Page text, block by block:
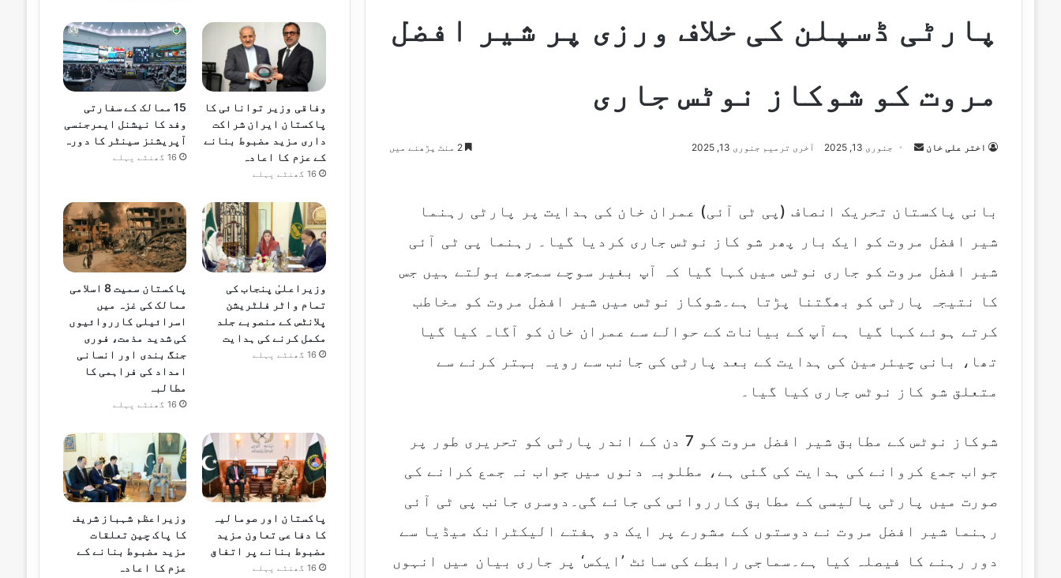
پارٹی ڈسپلن کی خلاف ورزی پر شیر افضل
مروت کو شوکاز نوٹس جاری
اختر علی خان
S
n
m
a
l
جنوری 13, 2025 آخری ترمیم جنوری 13, 2025 2 منٹ پڑھنے میں
بانی پاکستان تحریک انصاف (پی ٹی آئی) عمران خان کی ہدایت پر پارٹی رہنما
شیر افضل مروت کو ایک بار پھر شو کاز نوٹس جاری کردیا گیا۔ رہنما پی ٹی آئی
شیر افضل مروت کو جاری نوٹس میں کہا گیا کہ آپ بغیر سوچے سمجھے بولتے ہیں جس
کا نتیجہ پارٹی کو بھگتنا پڑتا ہے۔شوکاز نوٹس میں شیر افضل مروت کو مخاطب
کرتے ہوئے کہا گیا ہے آپ کے بیانات کے حوالے سے عمران خان کو آگاہ کیا گیا
تھا، بانی چیئرمین کی ہدایت کے بعد پارٹی کی جانب سے رویہ بہتر کرنے سے
متعلق شو کاز نوٹس جاری کیا گیا۔
شوکاز نوٹس کے مطابق شیر افضل مروت کو 7 دن کے اندر پارٹی کو تحریری طور پر
جواب جمع کروانے کی ہدایت کی گئی ہے، مطلوبہ دنوں میں جواب نہ جمع کرانے کی
صورت میں پارٹی پالیسی کے مطابق کارروائی کی جائے گی۔دوسری جانب پی ٹی آئی
رہنما شیر افضل مروت نے دوستوں کے مشورے پر ایک دو ہفتے الیکٹرانک میڈیا سے
دور رہنے کا فیصلہ کیا ہے۔سماجی رابطے کی سائٹ ’ایکس‘ پر جاری بیان میں انہوں
وفاقی وزیر توانائی کا
پاکستان ایران شراکت
داری مزید مضبوط بنانے
کے عزم کا اعادہ
16 گھنٹے پہلے
15 ممالک کے سفارتی
وفد کا نیشنل ایمرجنسی
آپریشنز سینٹر کا دورہ
16 گھنٹے پہلے
وزیراعلیٰ پنجاب کی
تمام واٹر فلٹریشن
پلانٹس کے منصوبے جلد
مکمل کرنے کی ہدایت
16 گھنٹے پہلے
پاکستان سمیت 8 اسلامی
ممالک کی غزہ میں
اسرائیلی کارروائیوں
کی شدید مذمت، فوری
جنگ بندی اور انسانی
امداد کی فراہمی کا
مطالبہ
16 گھنٹے پہلے
پاکستان اور صومالیہ
کا دفاعی تعاون مزید
مضبوط بنانے پر اتفاق
16 گھنٹے پہلے
وزیراعظم شہباز شریف
کا پاک چین تعلقات
مزید مضبوط بنانے کے
عزم کا اعادہ